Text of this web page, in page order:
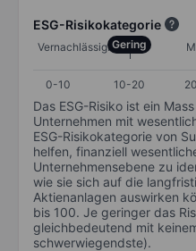
ESG-Risikokategorie
VernachlässigbarGering
0-10
10-20
Das ESG-Risiko ist ein
Unternehmen mit
ESG-Risikokategorie von
helfen, finanziell
Unternehmensebene zu
wie sie sich auf die
Aktienanlagen auswirken
bis 100. Je geringer das
gleichbedeutend mit
schwerwiegendste).